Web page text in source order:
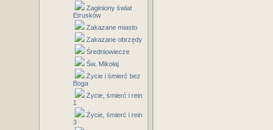
Zaginiony świat
Etrusków
Zakazane miasto
Zakazane obrzędy
Średniowiecze
Św. Mikołaj
Życie i śmierć bez
Boga
Życie, śmierć i rein
1
Życie, śmierć i rein
3